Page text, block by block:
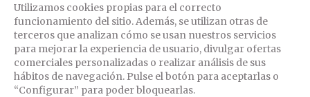
D-218200
OBSESSIVE - D225 VESTIDO
13,92%
Utilizamos cookies propias para el correcto
funcionamiento del sitio. Además, se utilizan otras de
terceros que analizan cómo se usan nuestros servicios
para mejorar la experiencia de usuario, divulgar ofertas
comerciales personalizadas o realizar análisis de sus
hábitos de navegación. Pulse el botón para aceptarlas o
“Configurar” para poder bloquearlas.